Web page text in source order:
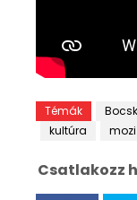
Témák
kultúra
mozi
Csatlakozz